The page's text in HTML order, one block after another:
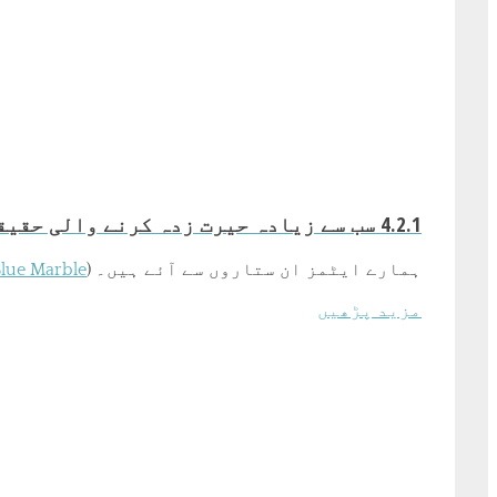
4.2.1 سب سے زیادہ حیرت زدہ کرنے والی حقیقت
ہمارے ایٹمز ان ستاروں سے آئے ہیں۔ (Marble"
مزید پڑھیں